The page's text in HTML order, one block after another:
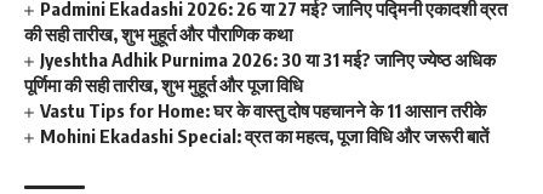
Padmini Ekadashi 2026: 26 या 27 मई? जानिए पद्मिनी एकादशी व्रत
की सही तारीख, शुभ मुहूर्त और पौराणिक कथा
Jyeshtha Adhik Purnima 2026: 30 या 31 मई? जानिए ज्येष्ठ अधिक
पूर्णिमा की सही तारीख, शुभ मुहूर्त और पूजा विधि
Vastu Tips for Home: घर के वास्तु दोष पहचानने के 11 आसान तरीके
Mohini Ekadashi Special: व्रत का महत्व, पूजा विधि और जरूरी बातें